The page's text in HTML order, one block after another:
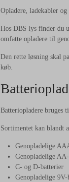
Opladere, ladekabler
Hos DBS lys finder du
omfatte opladere til
Den rette løsning skal
køb.
Batteriopladere bruges
Sortimentet kan blandt
Genopladelige
Genopladelige
C- og D-batterier
Genopladelige